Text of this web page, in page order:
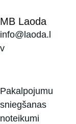
MB Laoda
info@laoda.l
v
Pakalpojumu
sniegšanas
noteikumi